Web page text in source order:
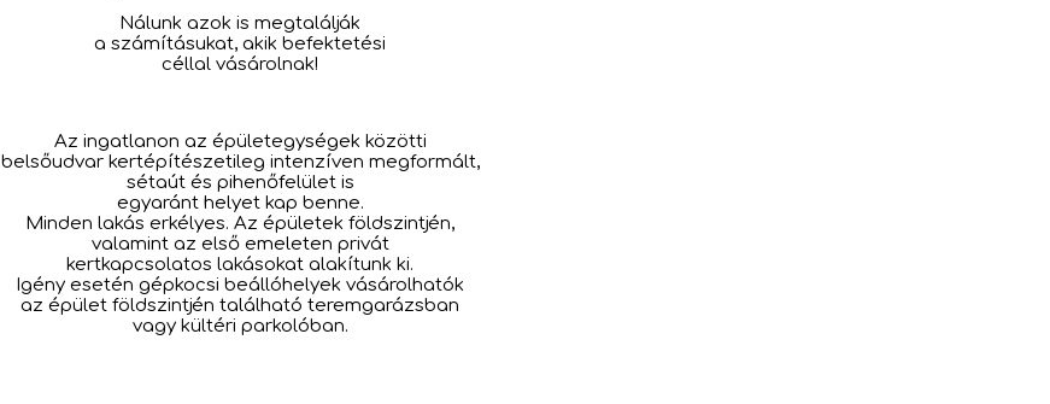
Nálunk azok is megtalálják
a számításukat, akik befektetési
céllal vásárolnak!
Az ingatlanon az épületegységek közötti
belsőudvar kertépítészetileg intenzíven megformált,
sétaút és pihenőfelület is
egyaránt helyet kap benne.
Minden lakás erkélyes. Az épületek földszintjén,
valamint az első emeleten privát
kertkapcsolatos lakásokat alakítunk ki.
Igény esetén gépkocsi beállóhelyek vásárolhatók
az épület földszintjén található teremgarázsban
vagy kültéri parkolóban.